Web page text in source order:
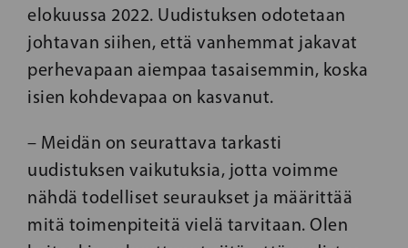
elokuussa 2022. Uudistuksen odotetaan
johtavan siihen, että vanhemmat jakavat
perhevapaan aiempaa tasaisemmin, koska
isien kohdevapaa on kasvanut.
– Meidän on seurattava tarkasti
uudistuksen vaikutuksia, jotta voimme
nähdä todelliset seuraukset ja määrittää
mitä toimenpiteitä vielä tarvitaan. Olen